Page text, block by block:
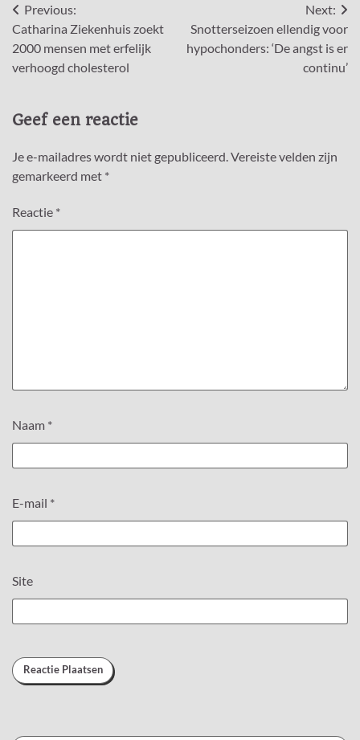
Bericht
navigatie
Previous:
Catharina Ziekenhuis zoekt
2000 mensen met erfelijk
verhoogd cholesterol
Next:
Snotterseizoen ellendig voor
hypochonders: ‘De angst is er
continu’
Geef een reactie
Je e-mailadres wordt niet gepubliceerd. Vereiste velden zijn
gemarkeerd met *
Reactie *
Naam *
E-mail *
Site